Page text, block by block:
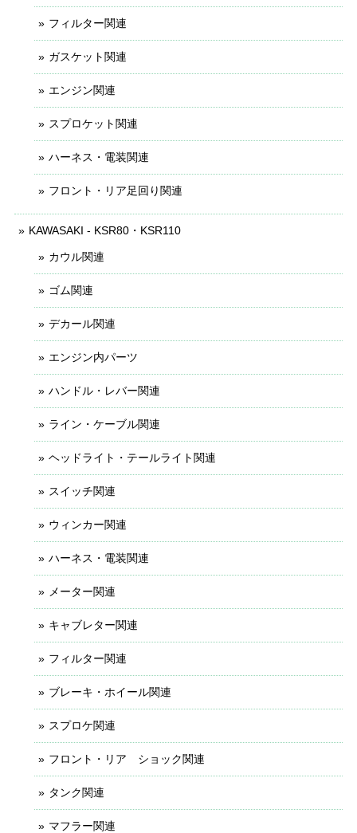
フィルター関連
ガスケット関連
エンジン関連
スプロケット関連
ハーネス・電装関連
フロント・リア足回り関連
KAWASAKI - KSR80・KSR110
カウル関連
ゴム関連
デカール関連
エンジン内パーツ
ハンドル・レバー関連
ライン・ケーブル関連
ヘッドライト・テールライト関連
スイッチ関連
ウィンカー関連
ハーネス・電装関連
メーター関連
キャブレター関連
フィルター関連
ブレーキ・ホイール関連
スプロケ関連
フロント・リア ショック関連
タンク関連
マフラー関連